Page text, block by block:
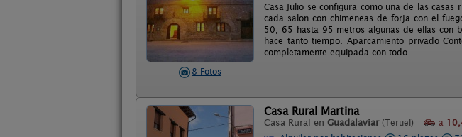
8 Fotos
Casa Julio se configura como una de las
cada salon con chimeneas de forja con el
50, 65 hasta 95 metros algunas de ellas con
hace tanto tiempo. Aparcamiento privado
completamente equipada con todo.
Casa Rural Martina
Casa Rural en Guadalaviar (Teruel) a